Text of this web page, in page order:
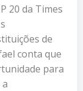
20 da Times
de
conta que
para